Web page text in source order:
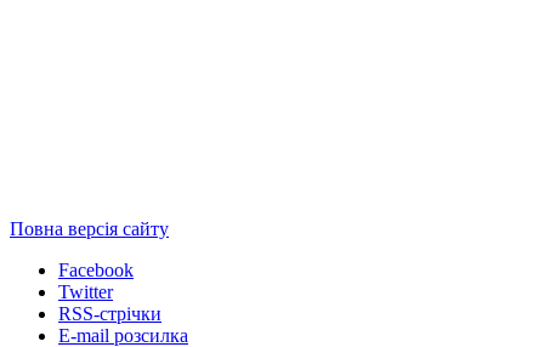
Повна версія сайту
Facebook
Twitter
RSS-стрічки
E-mail розсилка